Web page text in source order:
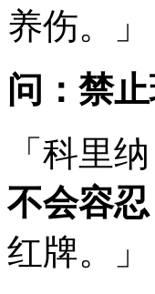
养伤。」
问：禁
「科里
不会容忍
红牌。」